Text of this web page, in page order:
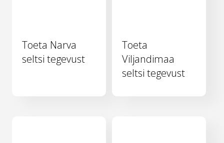
Toeta Narva
seltsi tegevust
Toeta
Viljandimaa
seltsi tegevust